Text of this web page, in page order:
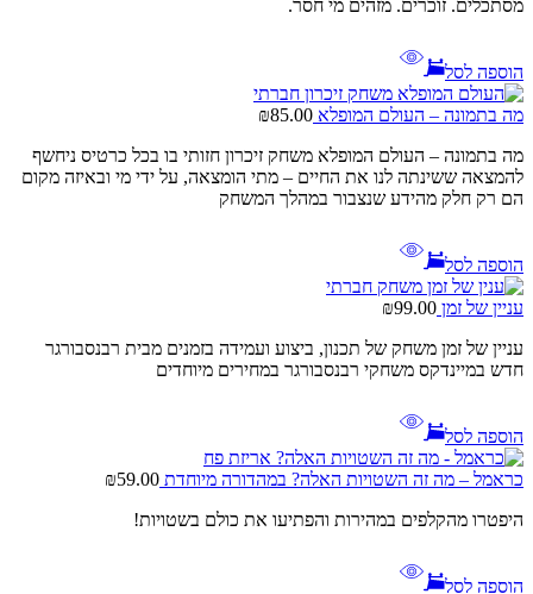
מסתכלים. זוכרים. מזהים מי חסר.
הוספה לסל
מה בתמונה – העולם המופלא ₪85.00
מה בתמונה – העולם המופלא משחק זיכרון חזותי בו בכל כרטיס ניחשף
להמצאה ששינתה לנו את החיים – מתי הומצאה, על ידי מי ובאיזה מקום
הם רק חלק מהידע שנצבור במהלך המשחק
הוספה לסל
עניין של זמן ₪99.00
עניין של זמן משחק של תכנון, ביצוע ועמידה בזמנים מבית רבנסבורגר
חדש במיינדקס משחקי רבנסבורגר במחירים מיוחדים
הוספה לסל
כראמל – מה זה השטויות האלה? במהדורה מיוחדת ₪59.00
היפטרו מהקלפים במהירות והפתיעו את כולם בשטויות!
הוספה לסל